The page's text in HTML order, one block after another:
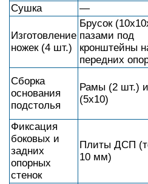
Сушка
—
Изготовление
ножек (4 шт.)
Брусок
пазами под
кронштейны
передних
Сборка
основания
подстолья
Рамы (2 шт.)
(5х10)
Фиксация
боковых и
задних
опорных
стенок
Плиты ДСП
10 мм)